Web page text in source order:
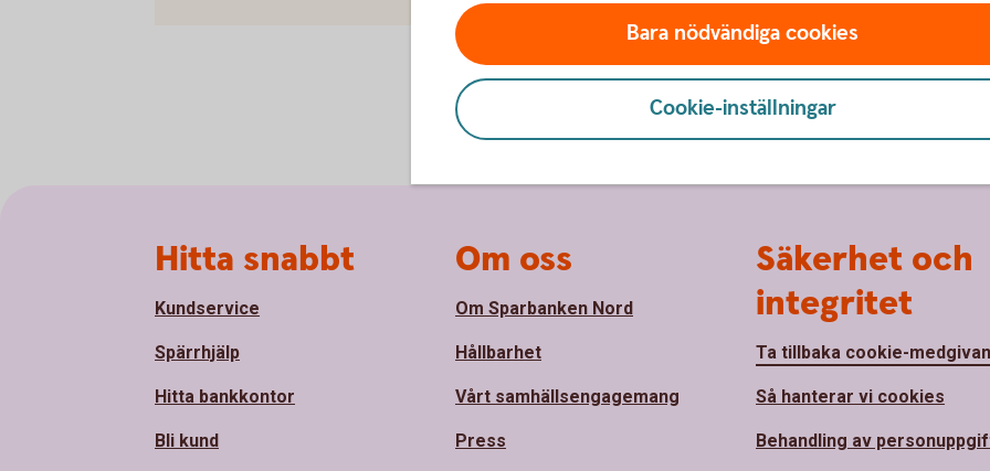
Bara nödvändiga cookies
Cookie-inställningar
Hitta snabbt
Kundservice
Spärrhjälp
Hitta bankkontor
Bli kund
Om oss
Om Sparbanken Nord
Hållbarhet
Vårt samhällsengagemang
Press
Säkerhet och
integritet
Ta tillbaka cookie-
Så hanterar vi cookies
Behandling av